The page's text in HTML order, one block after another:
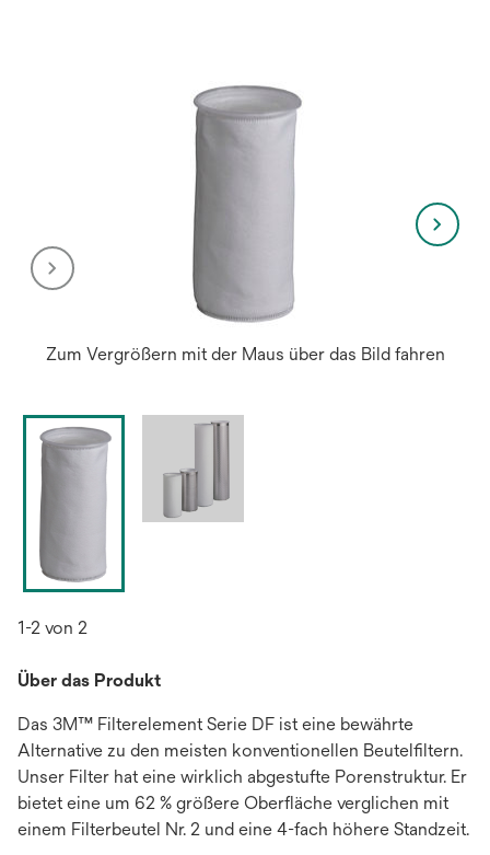
Zum Vergrößern mit der Maus über das Bild fahren
1-2 von 2
Über das Produkt
Das 3M™ Filterelement Serie DF ist eine bewährte
Alternative zu den meisten konventionellen Beutelfiltern.
Unser Filter hat eine wirklich abgestufte Porenstruktur. Er
bietet eine um 62 % größere Oberfläche verglichen mit
einem Filterbeutel Nr. 2 und eine 4-fach höhere Standzeit.